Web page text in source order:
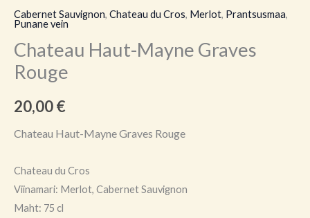
Cabernet Sauvignon, Chateau du Cros, Merlot, Prantsusmaa,
Punane vein
Chateau Haut-Mayne Graves
Rouge
20,00€
Chateau Haut-Mayne Graves Rouge
Chateau du Cros
Viinamari: Merlot, Cabernet Sauvignon
Maht: 75 cl